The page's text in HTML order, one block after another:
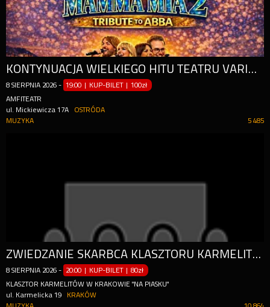
KONTYNUACJA WIELKIEGO HITU TEATRU VARIETE MUZA - MAMMA MIA!
8 SIERPNIA 2026 - 19:00 | KUP-BILET |100zł
AMFITEATR
ul. Mickiewicza 17A
OSTRÓDA
5 485
MUZYKA
ZWIEDZANIE SKARBCA KLASZTORU KARMELITÓW I KONCERT "CZTERY PORY ROKU" A. VIVALDIEGO
8 SIERPNIA 2026 - 20:00 | KUP-BILET |80zł
KLASZTOR KARMELITÓW W KRAKOWIE "NA PIASKU"
ul. Karmelicka 19
KRAKÓW